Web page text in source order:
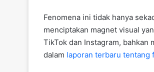
Fenomena ini tidak hanya
menciptakan magnet visual
TikTok dan Instagram,
dalam laporan terbaru tentang